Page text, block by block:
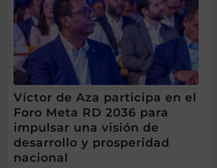
Víctor de Aza participa en el
Foro Meta RD 2036 para
impulsar una visión de
desarrollo y prosperidad
nacional